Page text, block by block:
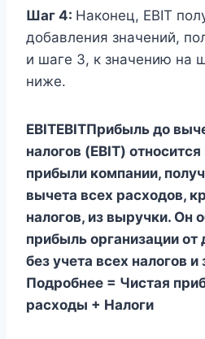
Шаг 4: Наконец, EBIT
добавления значений,
и шаге 3, к значению на
ниже.
EBITEBITПрибыль до
налогов (EBIT)
прибыли компании,
вычета всех расходов,
налогов, из выручки. Он
прибыль организации
без учета всех налогов и
Подробнее = Чистая
расходы + Налоги